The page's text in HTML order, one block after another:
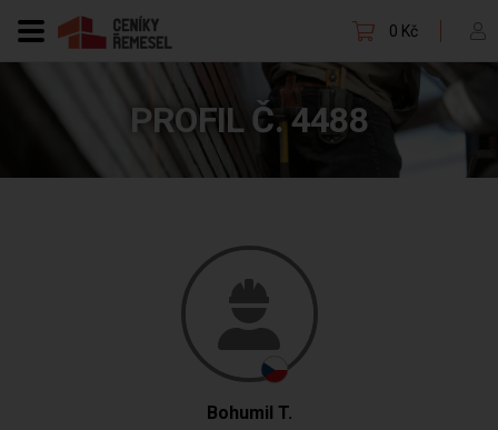
0 Kč
PROFIL Č. 4488
Bohumil T.